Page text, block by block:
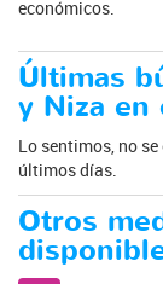
económicos.
Últimas
y Niza en
Lo sentimos, no
últimos días.
Otros